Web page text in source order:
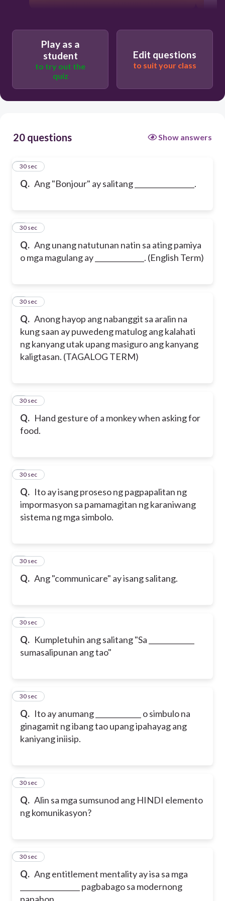
Play as a
student
to try out the
quiz
Edit questions
to suit your class
20 questions Show answers
Q. Ang "Bonjour" ay salitang _________________.
1
30 sec
Q. Ang unang natutunan natin sa ating pamiya
o mga magulang ay ______________. (English Term)
2
30 sec
Q. Anong hayop ang nabanggit sa aralin na
kung saan ay puwedeng matulog ang kalahati
ng kanyang utak upang masiguro ang kanyang
kaligtasan. (TAGALOG TERM)
3
30 sec
Q. Hand gesture of a monkey when asking for
food.
4
30 sec
Q. Ito ay isang proseso ng pagpapalitan ng
impormasyon sa pamamagitan ng karaniwang
sistema ng mga simbolo.
5
30 sec
Q. Ang "communicare" ay isang salitang.
6
30 sec
Q. Kumpletuhin ang salitang "Sa _____________
sumasalipunan ang tao"
7
30 sec
Q. Ito ay anumang _____________ o simbulo na
ginagamit ng ibang tao upang ipahayag ang
kaniyang iniisip.
8
30 sec
Q. Alin sa mga sumsunod ang HINDI elemento
ng komunikasyon?
9
30 sec
Q. Ang entitlement mentality ay isa sa mga
_________________ pagbabago sa modernong
panahon.
10
30 sec